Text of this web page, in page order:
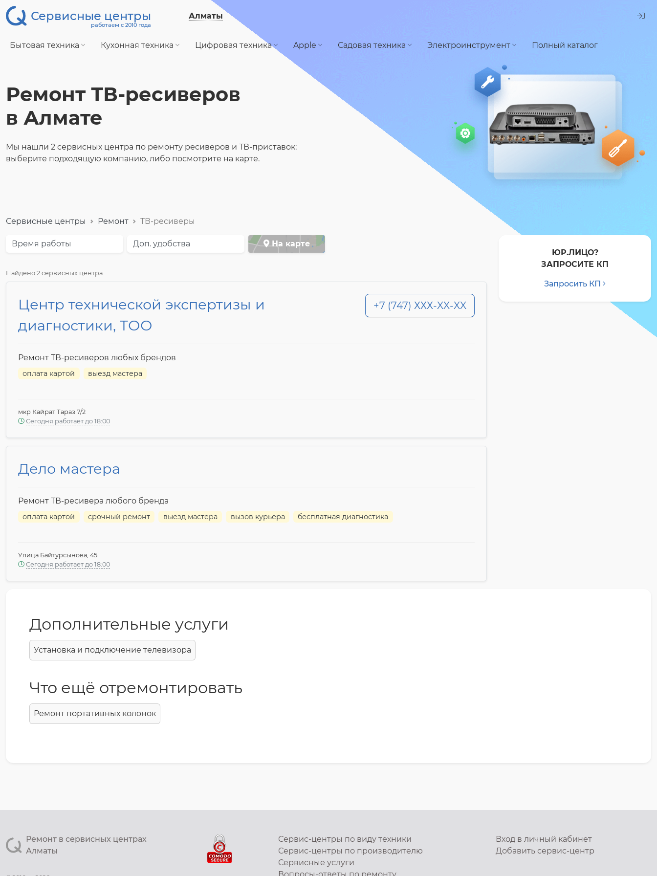
Сервисные центры
работаем с 2010 года
Алматы
Бытовая техника Кухонная техника Цифровая техника Apple Садовая техника Электроинструмент Полный каталог
Ремонт ТВ-ресиверов
в Алмате
Мы нашли 2 сервисных центра по ремонту ресиверов и ТВ-приставок:
выберите подходящую компанию, либо посмотрите на карте.
Сервисные центры Ремонт ТВ-ресиверы
Время работы Доп. удобства На карте
Найдено 2 сервисных центра
Центр технической экспертизы и
диагностики, ТОО
+7 (747) ХХХ-XX-XX
Ремонт ТВ-ресиверов любых брендов
оплата картой выезд мастера
мкр Кайрат Тараз 7/2
Сегодня работает до 18:00
Дело мастера
Ремонт ТВ-ресивера любого бренда
оплата картой срочный ремонт выезд мастера вызов курьера бесплатная диагностика
Улица Байтурсынова, 45
Сегодня работает до 18:00
ЮР.ЛИЦО?
ЗАПРОСИТЕ КП
Запросить КП
Дополнительные услуги
Установка и подключение телевизора
Что ещё отремонтировать
Ремонт портативных колонок
Ремонт в сервисных центрах
Алматы
Сервис-центры по виду техники
Сервис-центры по производителю
Сервисные услуги
Вход в личный кабинет
Добавитьсервис-центр